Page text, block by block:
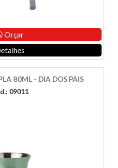
Orçar
80ML - DIA DOS PAIS
09011